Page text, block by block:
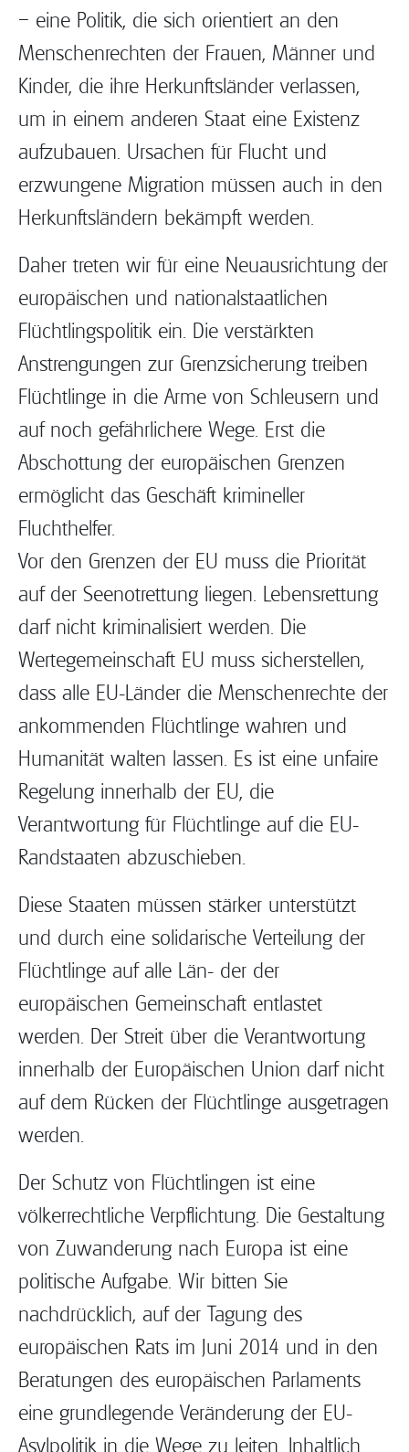
– eine Politik, die sich orientiert an den
Menschenrechten der Frauen, Männer und
Kinder, die ihre Herkunftsländer verlassen,
um in einem anderen Staat eine Existenz
aufzubauen. Ursachen für Flucht und
erzwungene Migration müssen auch in den
Herkunftsländern bekämpft werden.
Daher treten wir für eine Neuausrichtung der
europäischen und nationalstaatlichen
Flüchtlingspolitik ein. Die verstärkten
Anstrengungen zur Grenzsicherung treiben
Flüchtlinge in die Arme von Schleusern und
auf noch gefährlichere Wege. Erst die
Abschottung der europäischen Grenzen
ermöglicht das Geschäft krimineller
Fluchthelfer.
Vor den Grenzen der EU muss die Priorität
auf der Seenotrettung liegen. Lebensrettung
darf nicht kriminalisiert werden. Die
Wertegemeinschaft EU muss sicherstellen,
dass alle EU-Länder die Menschenrechte der
ankommenden Flüchtlinge wahren und
Humanität walten lassen. Es ist eine unfaire
Regelung innerhalb der EU, die
Verantwortung für Flüchtlinge auf die EU-
Randstaaten abzuschieben.
Diese Staaten müssen stärker unterstützt
und durch eine solidarische Verteilung der
Flüchtlinge auf alle Län- der der
europäischen Gemeinschaft entlastet
werden. Der Streit über die Verantwortung
innerhalb der Europäischen Union darf nicht
auf dem Rücken der Flüchtlinge ausgetragen
werden.
Der Schutz von Flüchtlingen ist eine
völkerrechtliche Verpflichtung. Die Gestaltung
von Zuwanderung nach Europa ist eine
politische Aufgabe. Wir bitten Sie
nachdrücklich, auf der Tagung des
europäischen Rats im Juni 2014 und in den
Beratungen des europäischen Parlaments
eine grundlegende Veränderung der EU-
Asylpolitik in die Wege zu leiten. Inhaltlich